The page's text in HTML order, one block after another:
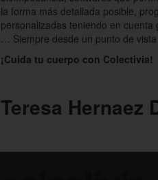
la forma más detallada posible,
personalizadas teniendo en
… Siempre desde un punto de
¡Cuida tu cuerpo con Colectivia!
Teresa Hernaez